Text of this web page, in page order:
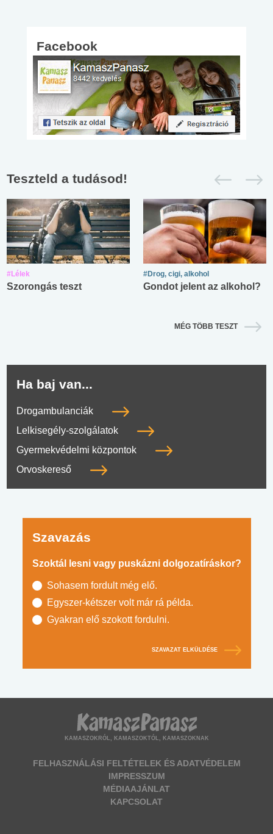
Facebook
Teszteld a tudásod!
#Lélek
Szorongás teszt
#Drog, cigi, alkohol
Gondot jelent az alkohol?
MÉG TÖBB TESZT
Ha baj van...
Drogambulanciák
Lelkisegély-szolgálatok
Gyermekvédelmi központok
Orvoskereső
Szavazás
Szoktál lesni vagy puskázni dolgozatíráskor?
Sohasem fordult még elő.
Egyszer-kétszer volt már rá példa.
Gyakran elő szokott fordulni.
SZAVAZAT ELKÜLDÉSE
KAMASZOKRÓL, KAMASZOKTÓL, KAMASZOKNAK
FELHASZNÁLÁSI FELTÉTELEK ÉS ADATVÉDELEM
IMPRESSZUM
MÉDIAAJÁNLAT
KAPCSOLAT